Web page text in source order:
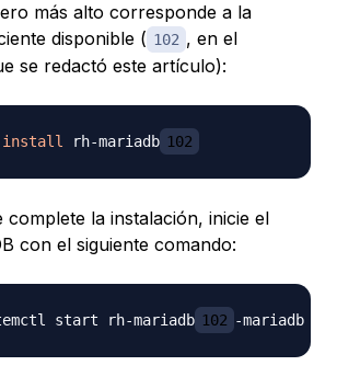
más alto corresponde a la
disponible ( 102 , en el
se redactó este artículo):
install rh-mariadb 102
complete la instalación, inicie el
con el siguiente comando:
start rh-mariadb 102